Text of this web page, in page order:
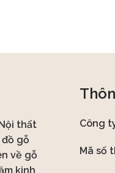
thất
đồ gỗ
về gỗ
kinh
Công
Mã số